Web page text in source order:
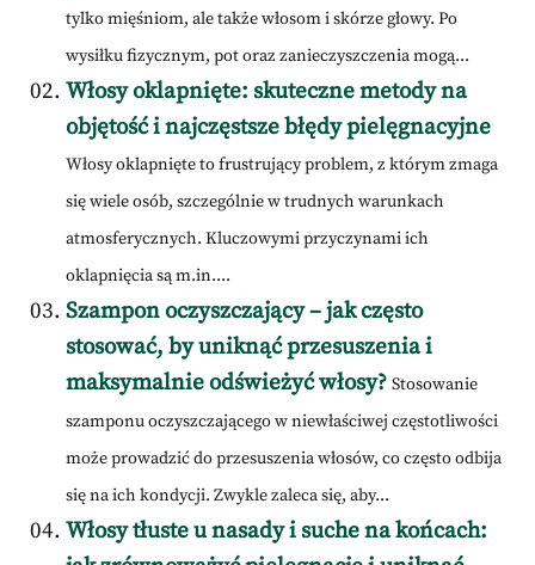
tylko mięśniom, ale także włosom i skórze głowy. Po
wysiłku fizycznym, pot oraz zanieczyszczenia mogą...
Włosy oklapnięte: skuteczne metody na
objętość i najczęstsze błędy pielęgnacyjne
Włosy oklapnięte to frustrujący problem, z którym zmaga
się wiele osób, szczególnie w trudnych warunkach
atmosferycznych. Kluczowymi przyczynami ich
oklapnięcia są m.in....
Szampon oczyszczający – jak często
stosować, by uniknąć przesuszenia i
maksymalnie odświeżyć włosy? Stosowanie
szamponu oczyszczającego w niewłaściwej częstotliwości
może prowadzić do przesuszenia włosów, co często odbija
się na ich kondycji. Zwykle zaleca się, aby...
Włosy tłuste u nasady i suche na końcach: